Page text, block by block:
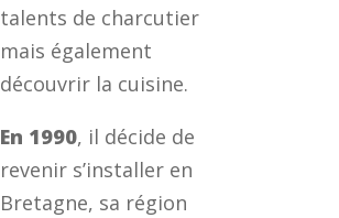
talents de charcutier
mais également
découvrir la cuisine.
En 1990, il décide de
revenir s’installer en
Bretagne, sa région